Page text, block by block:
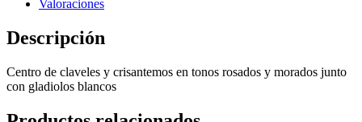
Valoraciones
Descripción
Centro de claveles y crisantemos en tonos rosados y morados junto
con gladiolos blancos